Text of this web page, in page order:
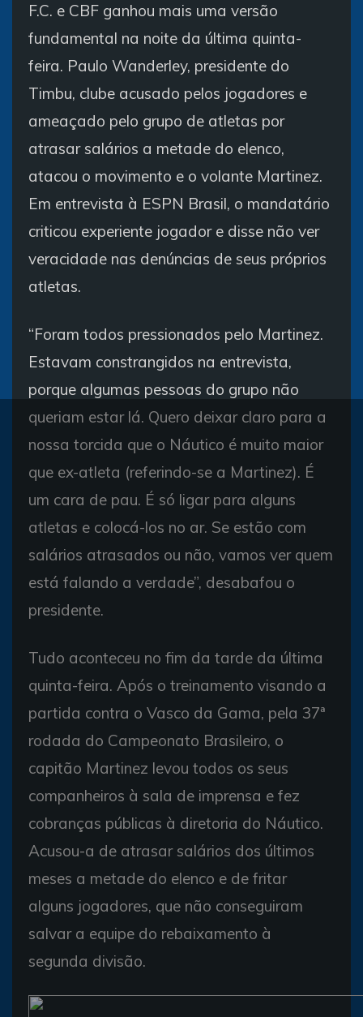
F.C. e CBF ganhou mais uma versão
fundamental na noite da última quinta-
feira. Paulo Wanderley, presidente do
Timbu, clube acusado pelos jogadores e
ameaçado pelo grupo de atletas por
atrasar salários a metade do elenco,
atacou o movimento e o volante Martinez.
Em entrevista à ESPN Brasil, o mandatário
criticou experiente jogador e disse não ver
veracidade nas denúncias de seus próprios
atletas.
“Foram todos pressionados pelo Martinez.
Estavam constrangidos na entrevista,
porque algumas pessoas do grupo não
queriam estar lá. Quero deixar claro para a
nossa torcida que o Náutico é muito maior
que ex-atleta (referindo-se a Martinez). É
um cara de pau. É só ligar para alguns
atletas e colocá-los no ar. Se estão com
salários atrasados ou não, vamos ver quem
está falando a verdade”, desabafou o
presidente.
Tudo aconteceu no fim da tarde da última
quinta-feira. Após o treinamento visando a
partida contra o Vasco da Gama, pela 37ª
rodada do Campeonato Brasileiro, o
capitão Martinez levou todos os seus
companheiros à sala de imprensa e fez
cobranças públicas à diretoria do Náutico.
Acusou-a de atrasar salários dos últimos
meses a metade do elenco e de fritar
alguns jogadores, que não conseguiram
salvar a equipe do rebaixamento à
segunda divisão.